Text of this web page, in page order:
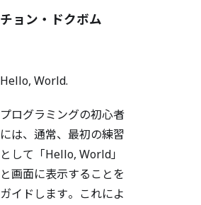
チョン・ドクボム
Hello, World.
プログラミングの初心者
には、通常、最初の練習
として「Hello, World」
と画面に表示することを
ガイドします。これによ